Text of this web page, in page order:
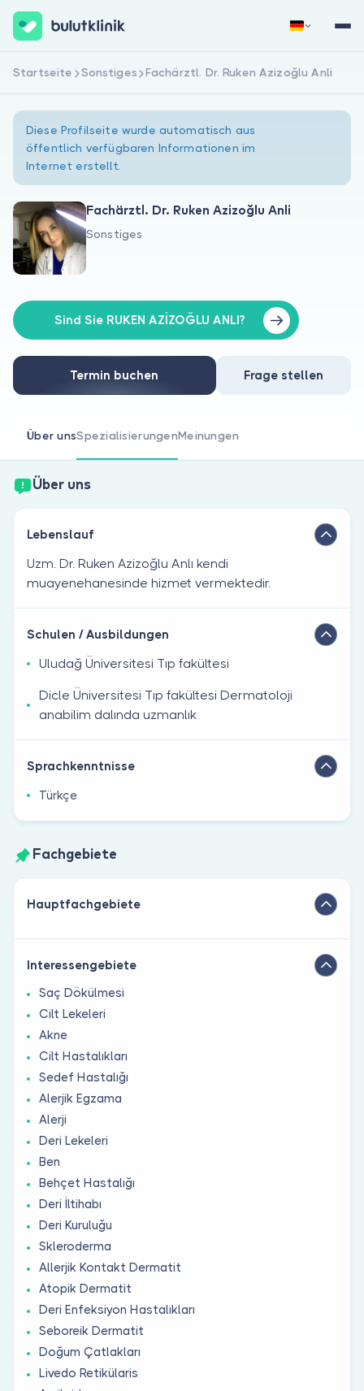
Über uns
Für Patienten
Für Ärzte
Jetzt registrieren Anmelden
Startseite Sonstiges Fachärztl. Dr. Ruken Azizoğlu Anli
Diese Profilseite wurde automatisch aus
öffentlich verfügbaren Informationen im
Internet erstellt.
Fachärztl. Dr. Ruken Azizoğlu Anli
Sonstiges
Sind Sie RUKEN AZİZOĞLU ANLI?
Termin buchen Frage stellen
Über unsSpezialisierungenMeinungen
Über uns
Lebenslauf
Uzm. Dr. Ruken Azizoğlu Anlı kendi
muayenehanesinde hizmet vermektedir.
Schulen / Ausbildungen
Uludağ Üniversitesi Tıp fakültesi
Dicle Üniversitesi Tıp fakültesi Dermatoloji
anabilim dalında uzmanlık
Sprachkenntnisse
Türkçe
Fachgebiete
Hauptfachgebiete
Interessengebiete
Saç Dökülmesi
Cilt Lekeleri
Akne
Cilt Hastalıkları
Sedef Hastalığı
Alerjik Egzama
Alerji
Deri Lekeleri
Ben
Behçet Hastalığı
Deri İltihabı
Deri Kuruluğu
Skleroderma
Allerjik Kontakt Dermatit
Atopik Dermatit
Deri Enfeksiyon Hastalıkları
Seboreik Dermatit
Doğum Çatlakları
Livedo Retikülaris